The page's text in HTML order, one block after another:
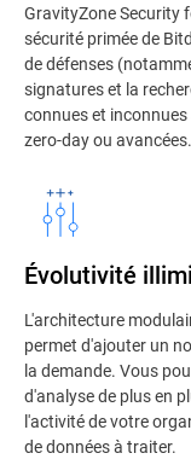
GravityZone Security
sécurité primée de
de défenses
signatures et la
connues et
zero-day ou avancées.
Évolutivité
L'architecture
permet d'ajouter un
la demande. Vous
d'analyse de plus en
l'activité de votre
de données à traiter.